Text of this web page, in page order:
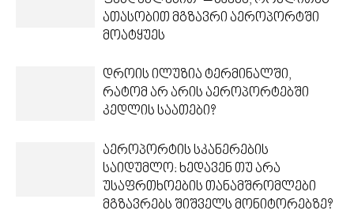
ათასობით მგზავრი აეროპორტში
მოატყუეს
დროის ილუზია ტერმინალში,
რატომ არ არის აეროპორტებში
კედლის საათები?
აეროპორტის სკანერების
საიდუმლო: ხედავენ თუ არა
უსაფრთხოების თანამშრომლები
მგზავრებს შიშველს მონიტორებზე?